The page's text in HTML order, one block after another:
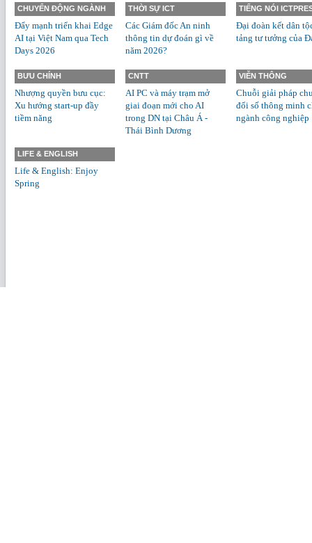
CHUYỂN ĐỘNG NGÀNH
Đẩy mạnh triển khai Edge
AI tại Việt Nam qua Tech
Days 2026
THỜI SỰ ICT
Các Giám đốc An ninh
thông tin dự đoán gì về
năm 2026?
TIẾNG NÓI
Đại đoàn kết dân
tảng tư tưởng của
BƯU CHÍNH
Nhượng quyền bưu cục:
Xu hướng start-up đầy
tiềm năng
CNTT
AI PC và máy trạm mở
giai đoạn mới cho AI
trong DN tại Châu Á -
Thái Bình Dương
VIỄN THÔNG
Chuỗi giải pháp
đổi số thông minh
ngành công nghiệp
LIFE & ENGLISH
Life & English: Enjoy
Spring